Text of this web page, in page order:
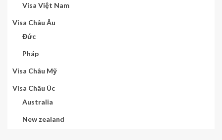
Visa Việt Nam
Visa Châu Âu
Đức
Pháp
Visa Châu Mỹ
Visa Châu Úc
Australia
New zealand